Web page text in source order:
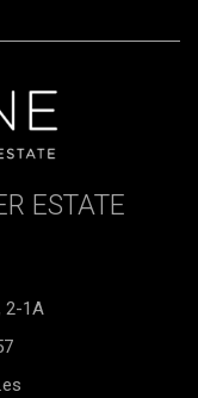
ESTATE
2-1A